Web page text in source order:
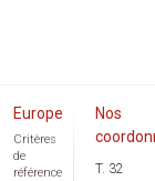
Europe
Critères
de
référence
Nos
T. 32